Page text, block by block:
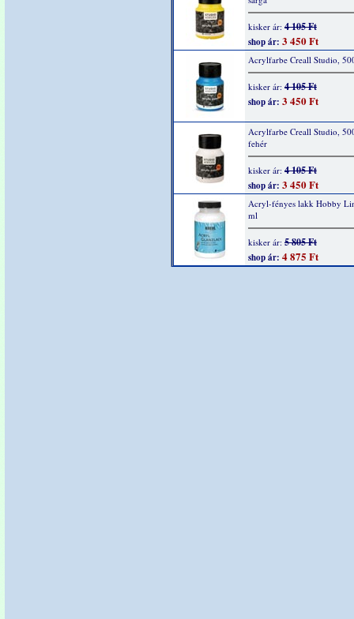
kisker ár: 4 105 Ft
shop ár: 3 450 Ft
Acrylfarbe Creall Studio,
kisker ár: 4 105 Ft
shop ár: 3 450 Ft
Acrylfarbe Creall Studio,
fehér
kisker ár: 4 105 Ft
shop ár: 3 450 Ft
Acryl-fényes lakk Hobby
ml
kisker ár: 5 805 Ft
shop ár: 4 875 Ft